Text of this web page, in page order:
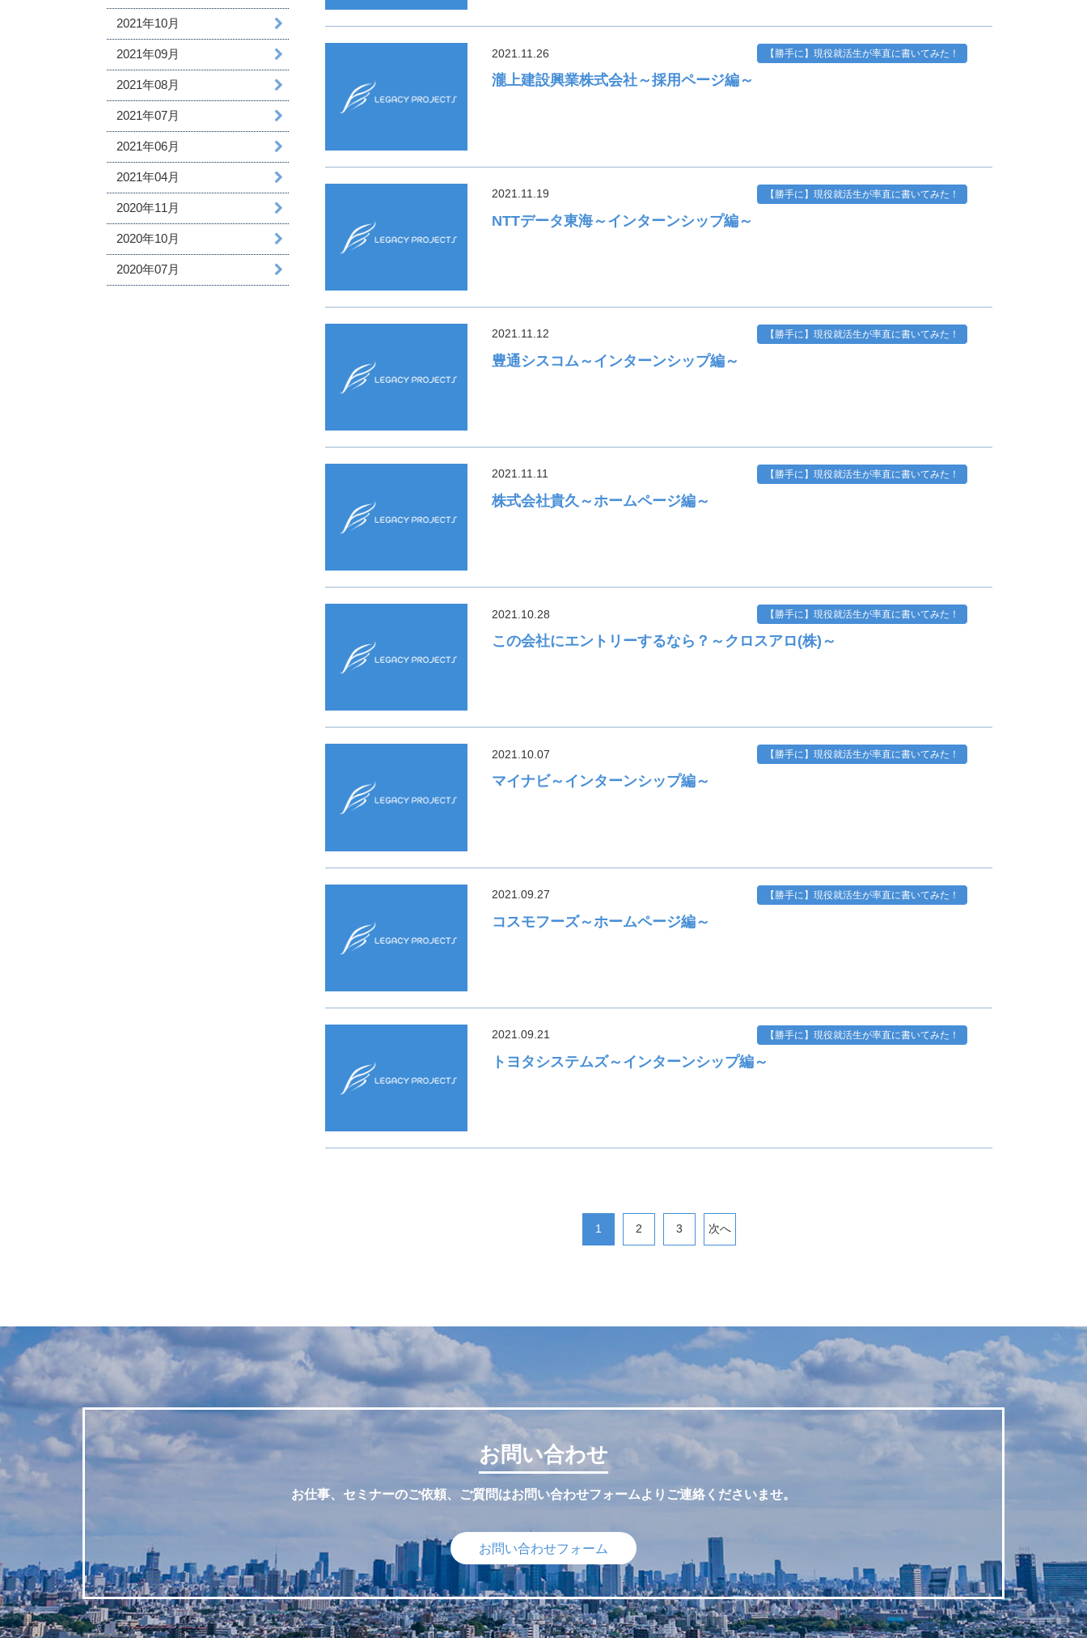
2021年10月
2021年09月
2021年08月
2021年07月
2021年06月
2021年04月
2020年11月
2020年10月
2020年07月
2021.11.26 【勝手に】現役就活生が率直に書いてみた！
瀧上建設興業株式会社～採用ページ編～
2021.11.19 【勝手に】現役就活生が率直に書いてみた！
NTTデータ東海～インターンシップ編～
2021.11.12 【勝手に】現役就活生が率直に書いてみた！
豊通シスコム～インターンシップ編～
2021.11.11 【勝手に】現役就活生が率直に書いてみた！
株式会社貴久～ホームページ編～
2021.10.28 【勝手に】現役就活生が率直に書いてみた！
この会社にエントリーするなら？～クロスアロ(株)～
2021.10.07 【勝手に】現役就活生が率直に書いてみた！
マイナビ～インターンシップ編～
2021.09.27 【勝手に】現役就活生が率直に書いてみた！
コスモフーズ～ホームページ編～
2021.09.21 【勝手に】現役就活生が率直に書いてみた！
トヨタシステムズ～インターンシップ編～
1 2 3 次へ
お問い合わせ
お仕事、セミナーのご依頼、ご質問はお問い合わせフォームよりご連絡くださいませ。
お問い合わせフォーム